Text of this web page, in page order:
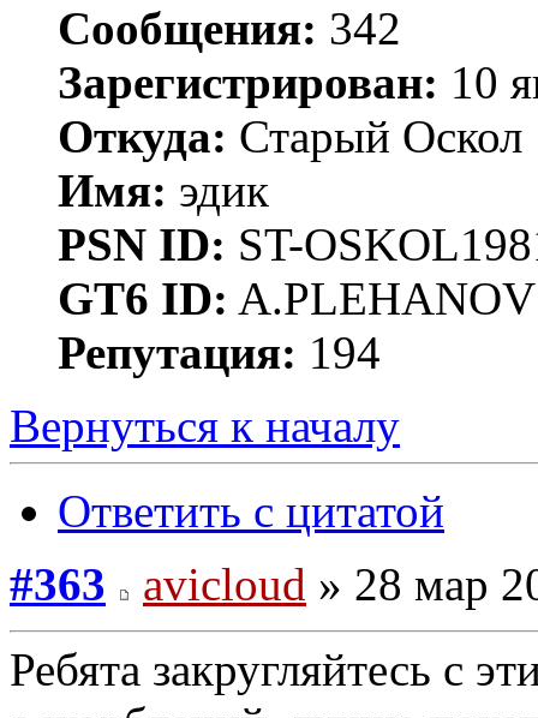
Сообщения: 342
Зарегистрирован: 10
Откуда: Старый Оскол
Имя: эдик
PSN ID: ST-
GT6 ID: A.PLEHANOV
Репутация: 194
Вернуться к началу
Ответить с цитатой
#363
avicloud » 28 мар
Ребята закругляйтесь с